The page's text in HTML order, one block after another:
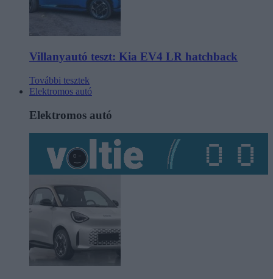
Villanyautó teszt: Kia EV4 LR hatchback
További tesztek
Elektromos autó
Elektromos autó